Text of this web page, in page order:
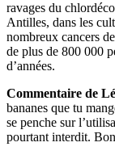
ravages du
Antilles, dans les
nombreux cancers
de plus de 800 000
d’années.
Commentaire de
bananes que tu
se penche sur
pourtant interdit.